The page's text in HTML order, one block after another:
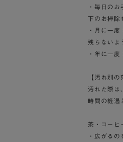
・毎日の
下のお掃除
・月に一
残らないよ
・年に一
【汚れ別の
汚れた際は
時間の経過
茶・コーヒ
・広がる